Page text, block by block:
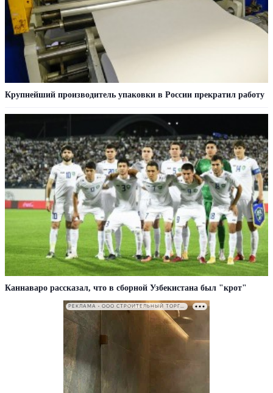
Крупнейший производитель упаковки в России прекратил работу
Каннаваро рассказал, что в сборной Узбекистана был "крот"
РЕКЛАМА • ООО СТРОИТЕЛЬНЫЙ ТОРГОВЫЙ ДОМ «ПЕТРОВИЧ». ИНН: 7802348846